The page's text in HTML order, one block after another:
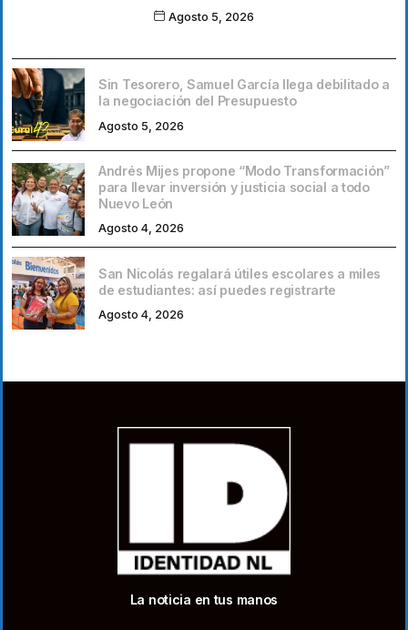
Agosto 5, 2026
Sin Tesorero, Samuel García llega debilitado a
la negociación del Presupuesto
Agosto 5, 2026
Andrés Mijes propone “Modo Transformación”
para llevar inversión y justicia social a todo
Nuevo León
Agosto 4, 2026
San Nicolás regalará útiles escolares a miles
de estudiantes: así puedes registrarte
Agosto 4, 2026
La noticia en tus manos